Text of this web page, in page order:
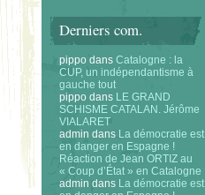
Derniers com.
pippo dans Catalogne : la
CUP, un indépendantisme à
gauche tout
pippo dans LE GRAND
SCHISME CATALAN. Jérôme
VIALARET
admin dans La démocratie est
en danger en Espagne !
Réaction de Jean ORTIZ au
« Coup d’État » en Catalogne
admin dans La démocratie est